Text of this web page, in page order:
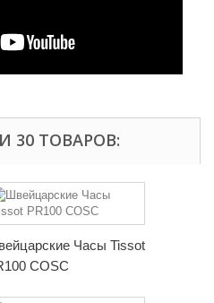
30 ТОВАРОВ:
Часы Tissot
COSC